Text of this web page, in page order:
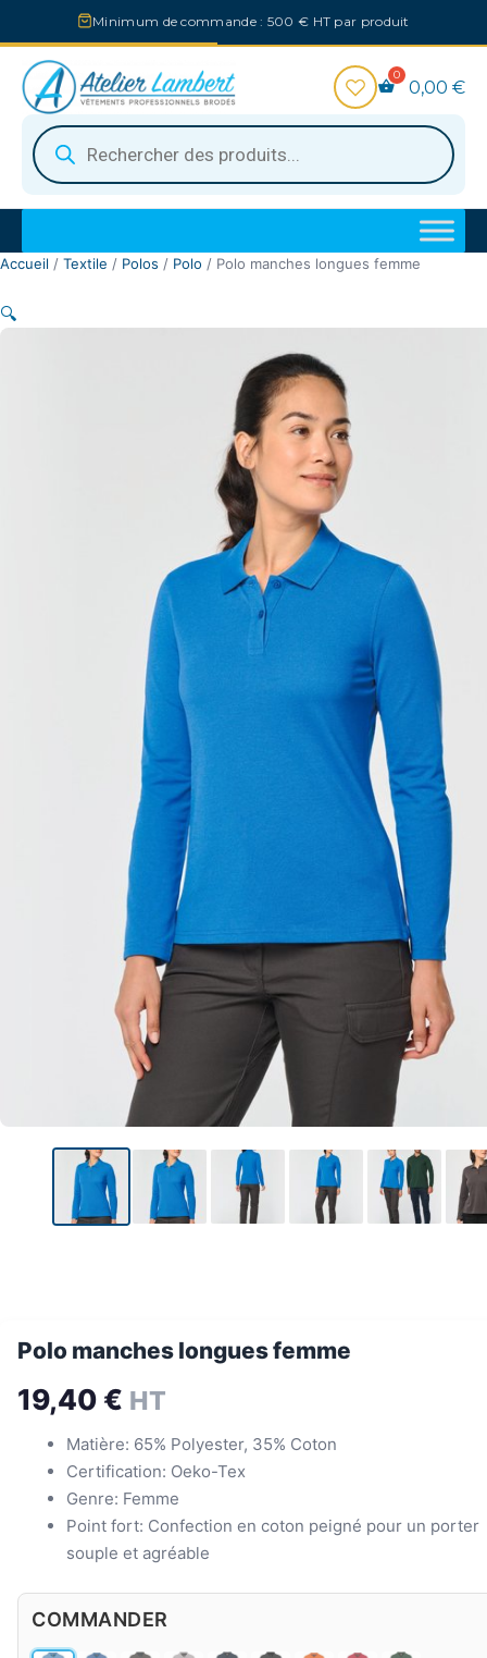
au
contenu
Minimum de commande : 500 € HT par produit
Recherche
de
produits
0,00 €
Accueil / Textile / Polos / Polo / Polo manches longues femme
🔍
Polo manches longues femme
19,40 € HT
Matière: 65% Polyester, 35% Coton
Certification: Oeko-Tex
Genre: Femme
Point fort: Confection en coton peigné pour un porter
souple et agréable
COMMANDER